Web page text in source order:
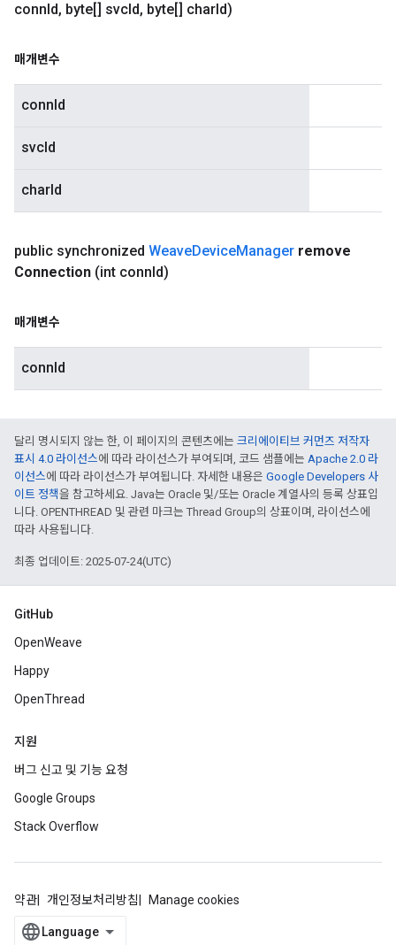
connId, byte[] svcId, byte[] charId)
매개변수
connId
svcId
charId
public synchronized WeaveDeviceManager remove
Connection (int connId)
매개변수
connId
달리 명시되지 않는 한, 이 페이지의 콘텐츠에는 크리에이티브 커먼즈 저작자
표시 4.0 라이선스에 따라 라이선스가 부여되며, 코드 샘플에는 Apache 2.0 라
이선스에 따라 라이선스가 부여됩니다. 자세한 내용은 Google Developers 사
이트 정책을 참고하세요. Java는 Oracle 및/또는 Oracle 계열사의 등록 상표입
니다. OPENTHREAD 및 관련 마크는 Thread Group의 상표이며, 라이선스에
따라 사용됩니다.
최종 업데이트: 2025-07-24(UTC)
GitHub
OpenWeave
Happy
OpenThread
지원
버그 신고 및 기능 요청
Google Groups
Stack Overflow
약관 개인정보처리방침 Manage cookies